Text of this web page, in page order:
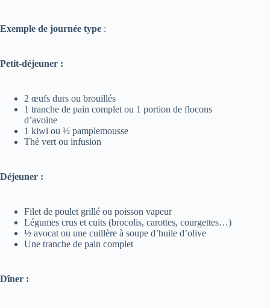
Exemple de journée type :
Petit-déjeuner :
2 œufs durs ou brouillés
1 tranche de pain complet ou 1 portion de flocons
d’avoine
1 kiwi ou ½ pamplemousse
Thé vert ou infusion
Déjeuner :
Filet de poulet grillé ou poisson vapeur
Légumes crus et cuits (brocolis, carottes, courgettes…)
½ avocat ou une cuillère à soupe d’huile d’olive
Une tranche de pain complet
Dîner :